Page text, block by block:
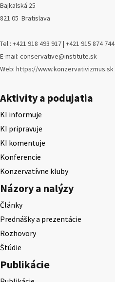
Bajkalská 25
821 05 Bratislava
Tel.: +421 918 493 917 | +421 915 874 744
E-mail: conservative@institute.sk
Web: https://www.konzervativizmus.sk
Aktivity a podujatia
KI informuje
KI pripravuje
KI komentuje
Konferencie
Konzervatívne kluby
Názory a nalýzy
Články
Prednášky a prezentácie
Rozhovory
Štúdie
Publikácie